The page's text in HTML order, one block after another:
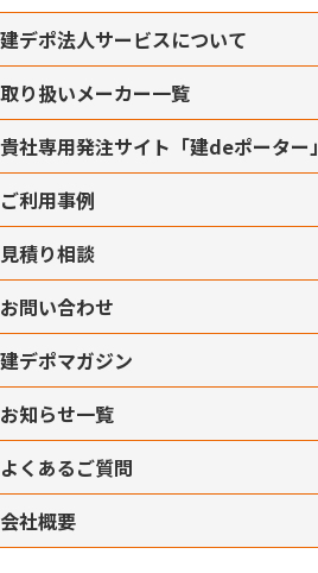
建デポ法人サービスについて
取り扱いメーカー一覧
貴社専用発注サイト「建deポーター」
ご利用事例
見積り相談
お問い合わせ
建デポマガジン
お知らせ一覧
よくあるご質問
会社概要